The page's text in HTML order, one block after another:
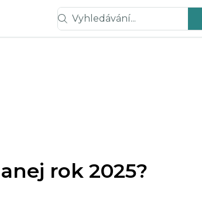
Vyhledávání...
rok 2025?